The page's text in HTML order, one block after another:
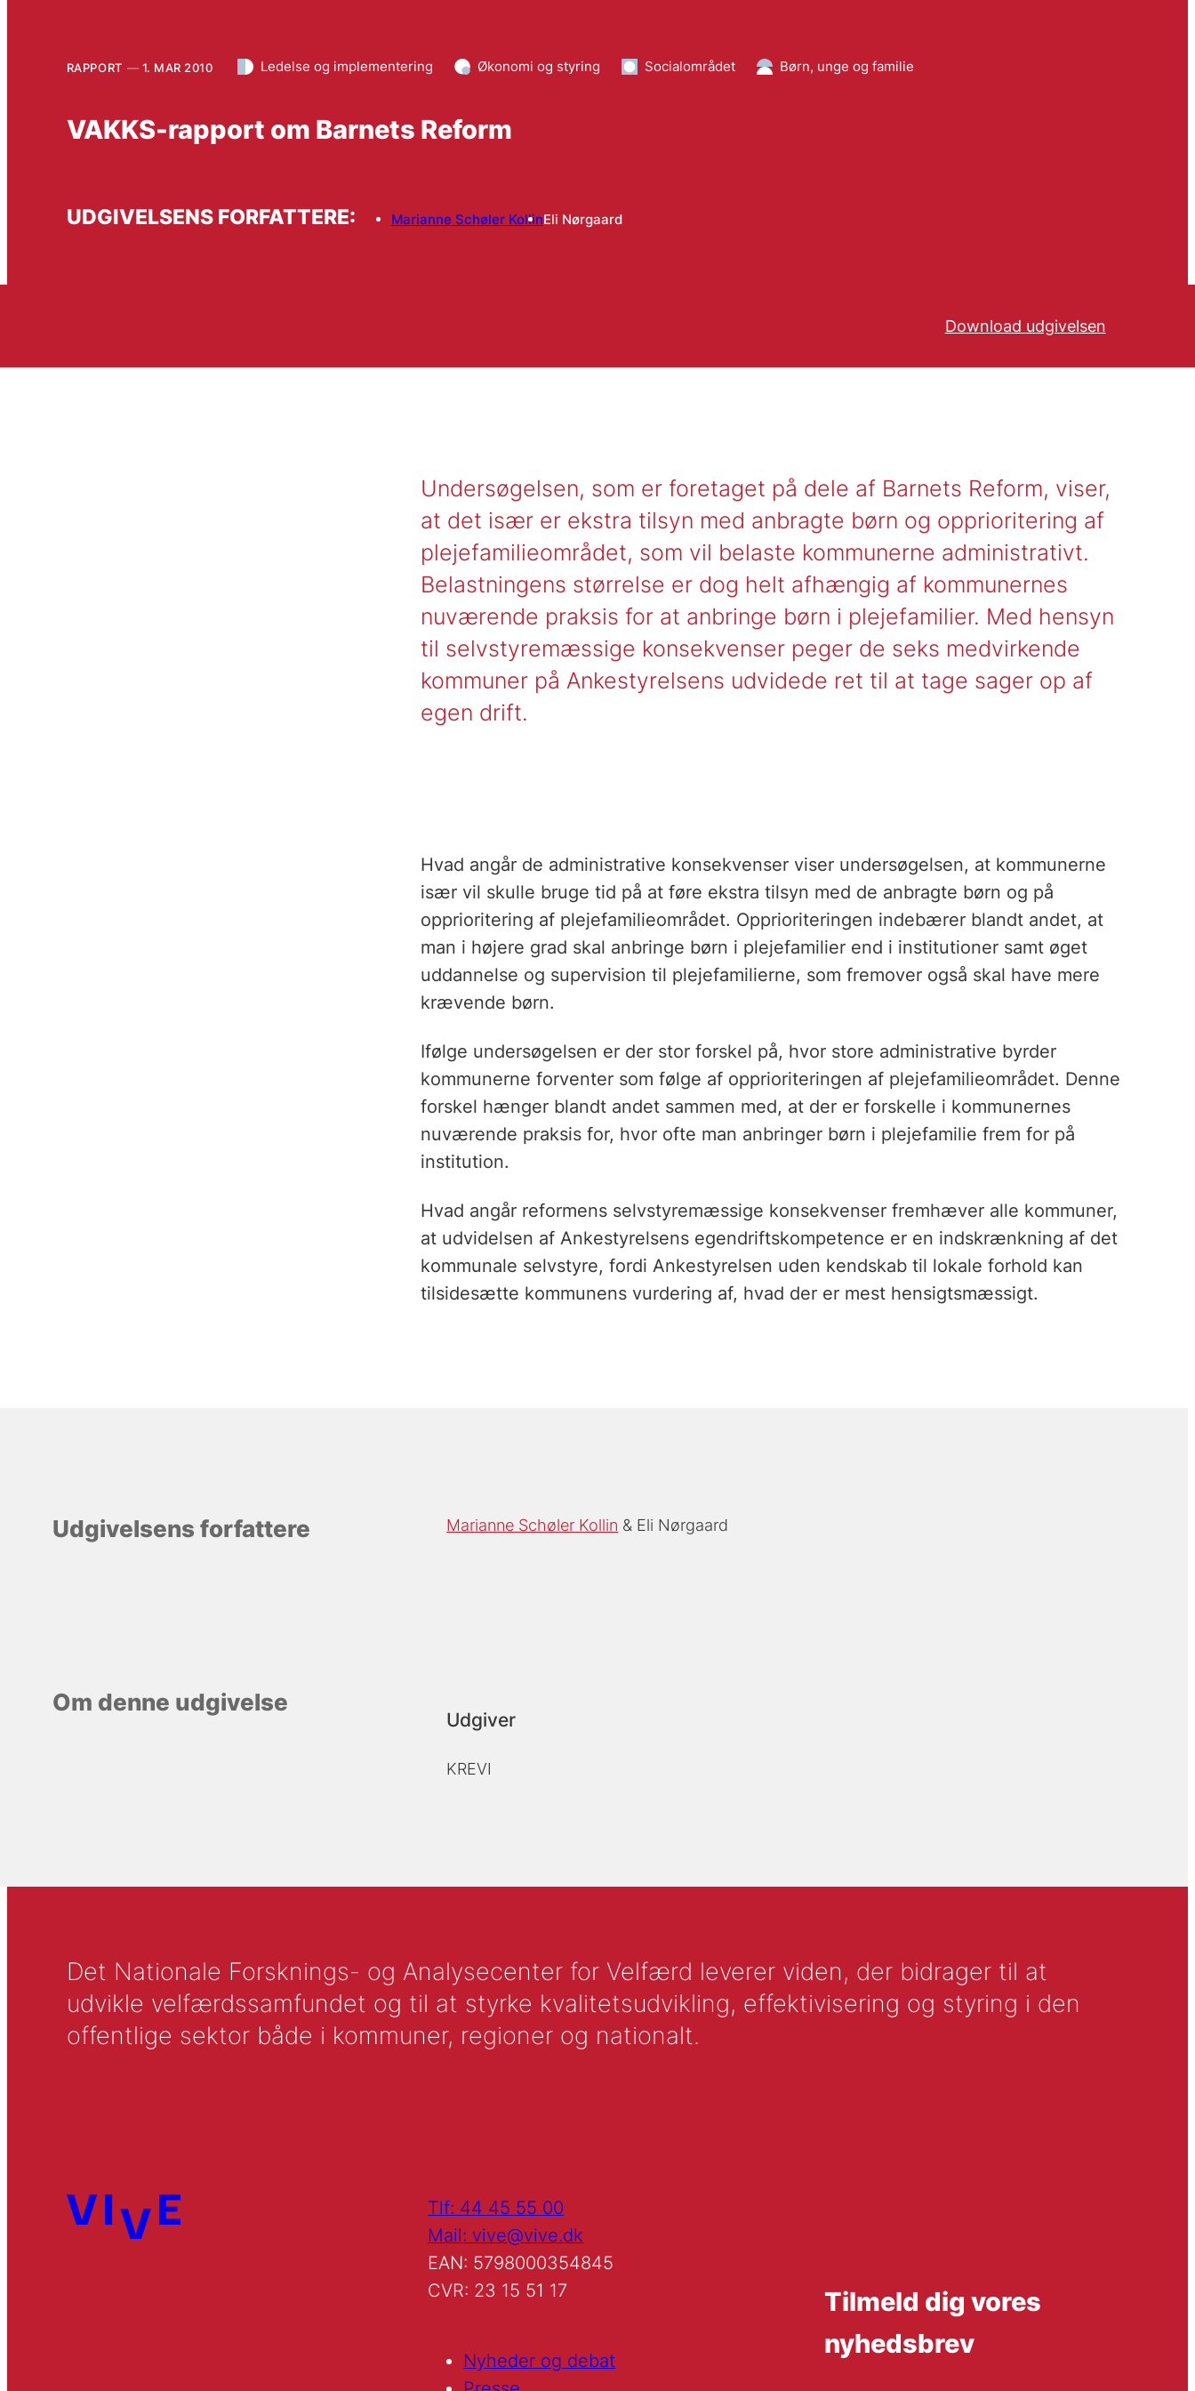
RAPPORT 1. MAR 2010 Ledelse og implementering Økonomi og styring Socialområdet Børn, unge og familie
VAKKS-rapport om Barnets Reform
UDGIVELSENS FORFATTERE: Marianne Schøler KollinEli Nørgaard
Download udgivelsen
Undersøgelsen, som er foretaget på dele af Barnets Reform, viser,
at det især er ekstra tilsyn med anbragte børn og opprioritering af
plejefamilieområdet, som vil belaste kommunerne administrativt.
Belastningens størrelse er dog helt afhængig af kommunernes
nuværende praksis for at anbringe børn i plejefamilier. Med hensyn
til selvstyremæssige konsekvenser peger de seks medvirkende
kommuner på Ankestyrelsens udvidede ret til at tage sager op af
egen drift.
Hvad angår de administrative konsekvenser viser undersøgelsen, at kommunerne
især vil skulle bruge tid på at føre ekstra tilsyn med de anbragte børn og på
opprioritering af plejefamilieområdet. Opprioriteringen indebærer blandt andet, at
man i højere grad skal anbringe børn i plejefamilier end i institutioner samt øget
uddannelse og supervision til plejefamilierne, som fremover også skal have mere
krævende børn.
Ifølge undersøgelsen er der stor forskel på, hvor store administrative byrder
kommunerne forventer som følge af opprioriteringen af plejefamilieområdet. Denne
forskel hænger blandt andet sammen med, at der er forskelle i kommunernes
nuværende praksis for, hvor ofte man anbringer børn i plejefamilie frem for på
institution.
Hvad angår reformens selvstyremæssige konsekvenser fremhæver alle kommuner,
at udvidelsen af Ankestyrelsens egendriftskompetence er en indskrænkning af det
kommunale selvstyre, fordi Ankestyrelsen uden kendskab til lokale forhold kan
tilsidesætte kommunens vurdering af, hvad der er mest hensigtsmæssigt.
Udgivelsens forfattere Marianne Schøler Kollin Eli Nørgaard
Om denne udgivelse
Udgiver
KREVI
Det Nationale Forsknings- og Analysecenter for Velfærd leverer viden, der bidrager til at
udvikle velfærdssamfundet og til at styrke kvalitetsudvikling, effektivisering og styring i den
offentlige sektor både i kommuner, regioner og nationalt.
Tlf: 44 45 55 00
Mail: vive@vive.dk
EAN: 5798000354845
CVR: 23 15 51 17
Nyheder og debat
Tilmeld dig vores
nyhedsbrev